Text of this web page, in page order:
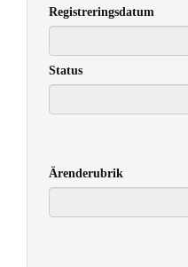
Registreringsdatum
Status
Ärenderubrik